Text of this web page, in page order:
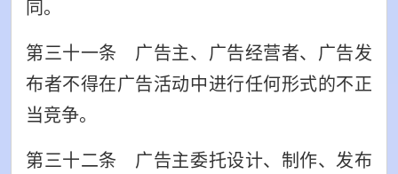
同。
第三十一条 广告主、广告经营者、广告发
布者不得在广告活动中进行任何形式的不正
当竞争。
第三十二条 广告主委托设计、制作、发布